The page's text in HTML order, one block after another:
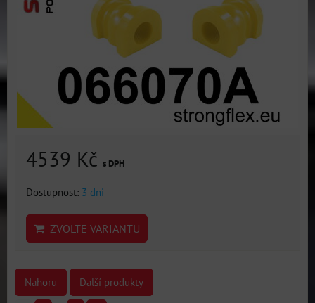
4539 Kč s DPH
Dostupnost: 3 dni
ZVOLTE VARIANTU
Nahoru Další produkty